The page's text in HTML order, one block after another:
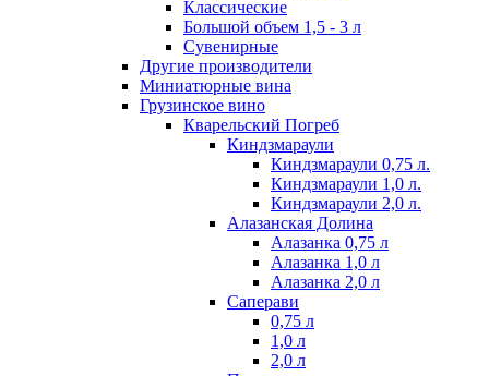
Классические
Большой объем 1,5 - 3 л
Сувенирные
Другие производители
Миниатюрные вина
Грузинское вино
Кварельский Погреб
Киндзмараули
Киндзмараули 0,75 л.
Киндзмараули 1,0 л.
Киндзмараули 2,0 л.
Алазанская Долина
Алазанка 0,75 л
Алазанка 1,0 л
Алазанка 2,0 л
Саперави
0,75 л
1,0 л
2,0 л